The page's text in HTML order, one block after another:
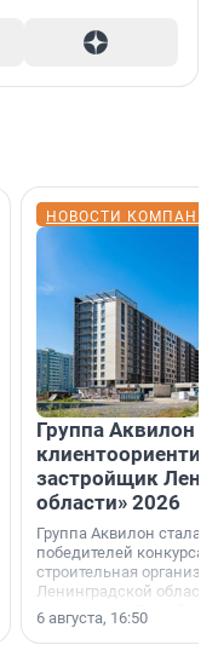
НОВОСТИ
Группа Аквилон
застройщик
области» 2026
Группа Аквилон стала
победителей конкурса
строительная
Ленинградской области
номинации «Самый
застройщик
6 августа, 16:50